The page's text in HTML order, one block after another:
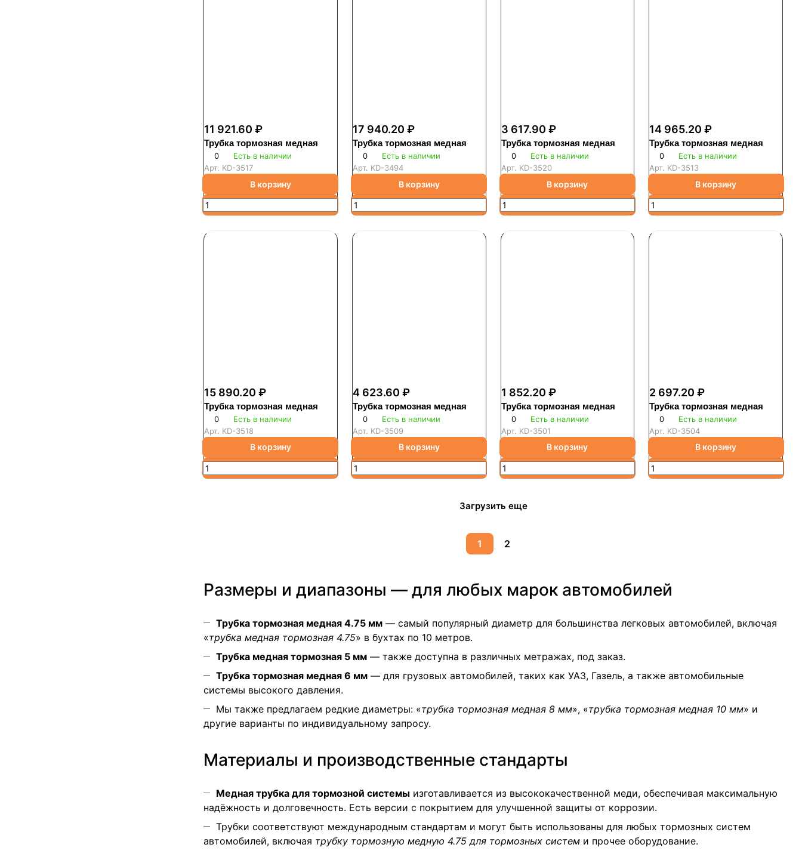
11 921.60 ₽
Трубка тормозная медная
0
Есть в наличии
Арт. KD-3517
В корзину
17 940.20 ₽
Трубка тормозная медная
0
Есть в наличии
Арт. KD-3494
В корзину
3 617.90 ₽
Трубка тормозная медная
0
Есть в наличии
Арт. KD-3520
В корзину
14 965.20 ₽
Трубка тормозная медная
0
Есть в наличии
Арт. KD-3513
В корзину
15 890.20 ₽
Трубка тормозная медная
0
Есть в наличии
Арт. KD-3518
В корзину
4 623.60 ₽
Трубка тормозная медная
0
Есть в наличии
Арт. KD-3509
В корзину
1 852.20 ₽
Трубка тормозная медная
0
Есть в наличии
Арт. KD-3501
В корзину
2 697.20 ₽
Трубка тормозная медная
0
Есть в наличии
Арт. KD-3504
В корзину
Загрузить еще
1 2
Размеры и диапазоны — для любых марок автомобилей
Трубка тормозная медная 4.75 мм — самый популярный диаметр для большинства легковых автомобилей, включая
«трубка медная тормозная 4.75» в бухтах по 10 метров.
Трубка медная тормозная 5 мм — также доступна в различных метражах, под заказ.
Трубка тормозная медная 6 мм — для грузовых автомобилей, таких как УАЗ, Газель, а также автомобильные
системы высокого давления.
Мы также предлагаем редкие диаметры: «трубка тормозная медная 8 мм», «трубка тормозная медная 10 мм» и
другие варианты по индивидуальному запросу.
Материалы и производственные стандарты
Медная трубка для тормозной системы изготавливается из высококачественной меди, обеспечивая максимальную
надёжность и долговечность. Есть версии с покрытием для улучшенной защиты от коррозии.
Трубки соответствуют международным стандартам и могут быть использованы для любых тормозных систем
автомобилей, включая трубку тормозную медную 4.75 для тормозных систем и прочее оборудование.